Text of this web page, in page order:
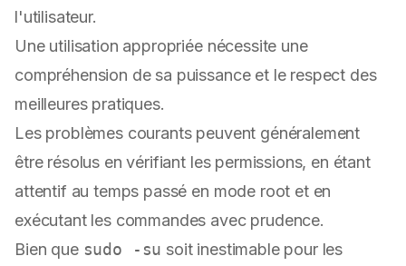
l'utilisateur.
Une utilisation appropriée nécessite une
compréhension de sa puissance et le respect des
meilleures pratiques.
Les problèmes courants peuvent généralement
être résolus en vérifiant les permissions, en étant
attentif au temps passé en mode root et en
exécutant les commandes avec prudence.
Bien que sudo -su soit inestimable pour les